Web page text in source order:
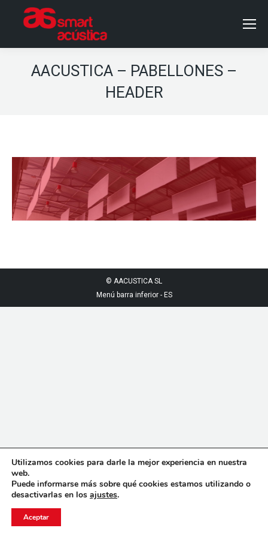
AACUSTICA – PABELLONES –
HEADER
© AACUSTICA SL
Menú barra inferior - ES
Utilizamos cookies para darle la mejor experiencia en nuestra
web.
Puede informarse más sobre qué cookies estamos utilizando o
desactivarlas en los ajustes.
Aceptar